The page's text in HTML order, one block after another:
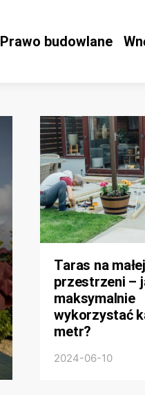
Prawo budowlane
Taras na małej
przestrzeni –
maksymalnie
wykorzystać
metr?
2024-06-10